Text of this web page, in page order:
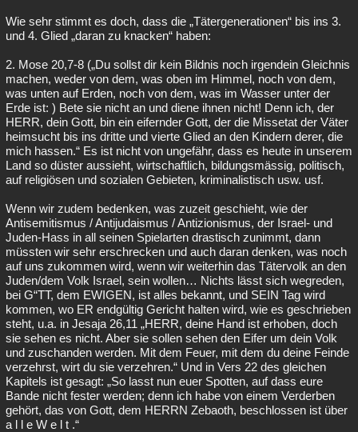
Wie sehr stimmt es doch, dass die „Tätergenerationen“ bis ins 3.
und 4. Glied „daran zu knacken“ haben:
2. Mose 20,7-8 („Du sollst dir kein Bildnis noch irgendein Gleichnis
machen, weder von dem, was oben im Himmel, noch von dem,
was unten auf Erden, noch von dem, was im Wasser unter der
Erde ist: ) Bete sie nicht an und diene ihnen nicht! Denn ich, der
HERR, dein Gott, bin ein eifernder Gott, der die Missetat der Väter
heimsucht bis ins dritte und vierte Glied an den Kindern derer, die
mich hassen.“ Es ist nicht von ungefähr, dass es heute in unserem
Land so düster aussieht, wirtschaftlich, bildungsmässig, politisch,
auf religiösen und sozialen Gebieten, kriminalistisch usw. usf.
Wenn wir zudem bedenken, was zuzeit geschieht, wie der
Antisemitismus / Antijudaismus / Antizionismus, der Israel- und
Juden-Hass in all seinen Spielarten drastisch zunimmt, dann
müssten wir sehr erschrecken und auch daran denken, was noch
auf uns zukommen wird, wenn wir weiterhin das Tätervolk an den
Juden/dem Volk Israel, sein wollen… Nichts lässt sich wegreden,
bei G“TT, dem EWIGEN, ist alles bekannt, und SEIN Tag wird
kommen, wo ER endgültig Gericht halten wird, wie es geschrieben
steht, u.a. in Jesaja 26,11 „HERR, deine Hand ist erhoben, doch
sie sehen es nicht. Aber sie sollen sehen den Eifer um dein Volk
und zuschanden werden. Mit dem Feuer, mit dem du deine Feinde
verzehrst, wirt du sie verzehren.“ Und in Vers 22 des gleichen
Kapitels ist gesagt: „So lasst nun euer Spotten, auf dass eure
Bande nicht fester werden; denn ich habe von einem Verderben
gehört, das von Gott, dem HERRN Zebaoth, beschlossen ist über
a l l e W e l t .“